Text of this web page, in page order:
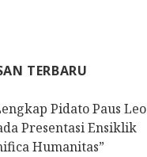
TERBARU
Pidato Paus Leo
Presentasi Ensiklik
Humanitas”